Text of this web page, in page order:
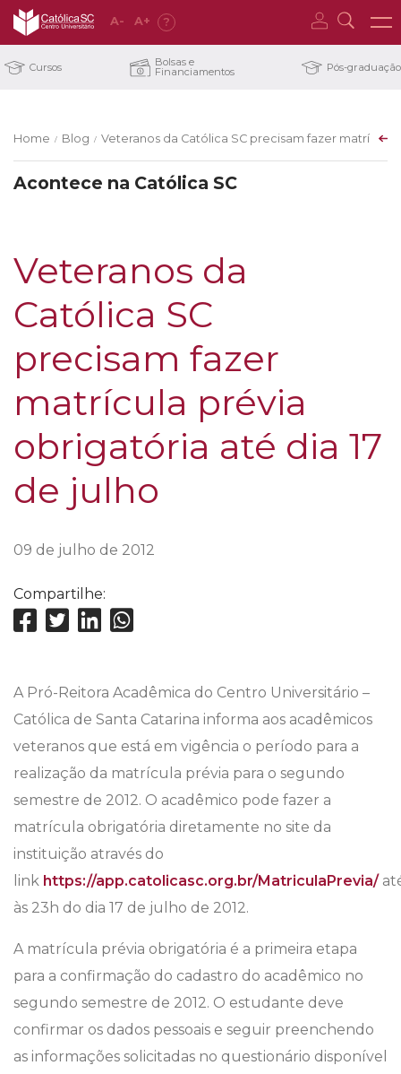
A- A+ ?
Cursos Bolsas e
Financiamentos Pós-graduação
Home / Blog / Veteranos da Católica SC precisam fazer matrícula
Acontece na Católica SC
Veteranos da
Católica SC
precisam fazer
matrícula prévia
obrigatória até dia 17
de julho
09 de julho de 2012
Compartilhe:
A Pró-Reitora Acadêmica do Centro Universitário –
Católica de Santa Catarina informa aos acadêmicos
veteranos que está em vigência o período para a
realização da matrícula prévia para o segundo
semestre de 2012. O acadêmico pode fazer a
matrícula obrigatória diretamente no site da
instituição através do
link https://app.catolicasc.org.br/MatriculaPrevia/
às 23h do dia 17 de julho de 2012.
A matrícula prévia obrigatória é a primeira etapa
para a confirmação do cadastro do acadêmico no
segundo semestre de 2012. O estudante deve
confirmar os dados pessoais e seguir preenchendo
as informações solicitadas no questionário disponível